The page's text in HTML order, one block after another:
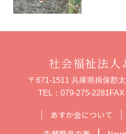
あすか会について
社会福祉法人
〒671-1511 兵庫県揖保郡
TEL： 079-275-2281